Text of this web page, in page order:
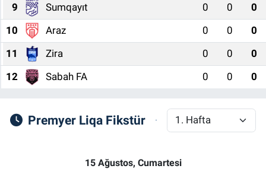
9
Sumqayıt 0 0
0
10
Araz 0 0
0
11
Zira 0 0
0
12
Sabah FA 0 0 0
Premyer Liqa Fikstür
15 Ağustos, Cumartesi